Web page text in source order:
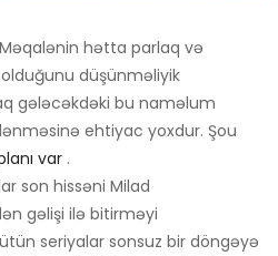
hətta parlaq və
düşünməliyik
gələcəkdəki bu naməlum
ehtiyac yoxdur. Şou
var .
son hissəni Milad
gəlişi ilə bitirməyi
seriyalar sonsuz bir döngəyə